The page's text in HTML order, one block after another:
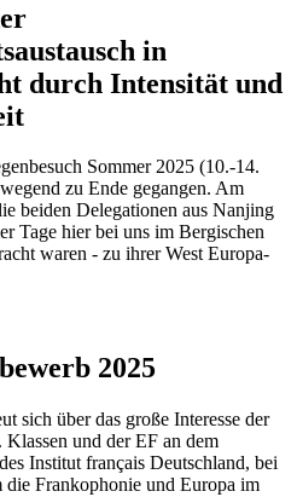
in
durch Intensität und
Sommer 2025 (10.-14.
zu Ende gegangen. Am
beiden Delegationen aus Nanjing
Tage hier bei uns im Bergischen
waren - zu ihrer West Europa-
2025
sich über das große Interesse der
und der EF an dem
Institut français Deutschland, bei
Frankophonie und Europa im